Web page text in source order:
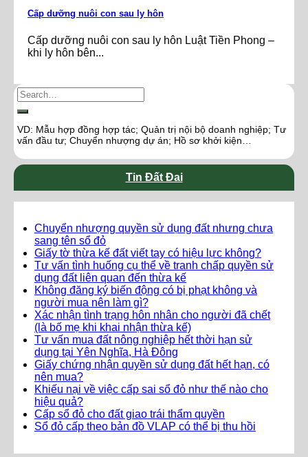
Cấp dưỡng nuôi con sau ly hôn
Cấp dưỡng nuôi con sau ly hôn Luật Tiền Phong –
khi ly hôn bên...
VD: Mẫu hợp đồng hợp tác; Quản trị nội bộ doanh nghiệp; Tư
vấn đầu tư; Chuyển nhượng dự án; Hồ sơ khởi kiện…
Tin Đất Đai
Chuyển nhượng quyền sử dụng đất nhưng chưa
sang tên sổ đỏ
Giấy tờ thừa kế đất viết tay có hiệu lực không?
Tư vấn tình huống cụ thể về tranh chấp quyền sử
dụng đất liên quan đến thừa kế
Không đăng ký biến động có bị phạt không và
người mua nên làm gì?
Xác nhận tình trạng hôn nhân cho người đã chết
(là bố mẹ khi khai nhận thừa kế)
Tư vấn mua đất nông nghiệp hết thời hạn sử
dụng tại Yên Nghĩa, Hà Đông
Giấy chứng nhận quyền sử dụng đất hết hạn, có
nên mua?
Khiếu nại về việc cấp sai sổ đỏ như thế nào cho
hiệu quả?
Cấp sổ đỏ cho đất giao trái thẩm quyền
Sổ đỏ cấp theo bản đồ VLAP có thể bị thu hồi